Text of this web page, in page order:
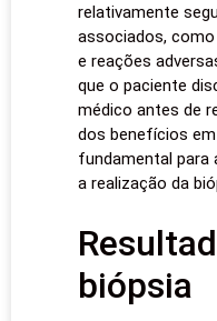
relativamente
associados,
e reações
que o paciente
médico antes de
dos benefícios
fundamental para
a realização da
biópsia